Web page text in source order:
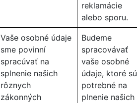
reklamácie
alebo sporu.
Vaše osobné údaje
sme povinní
spracúvať na
splnenie našich
rôznych
zákonných
Budeme
spracovávať
vaše osobné
údaje, ktoré sú
potrebné na
plnenie našich